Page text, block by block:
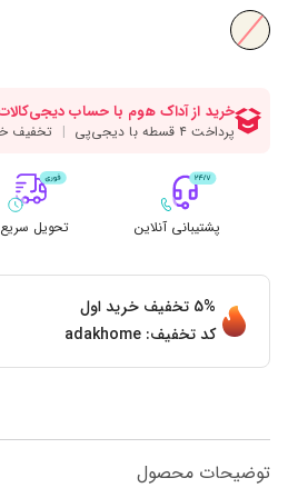
پشتیبانی آنلاین تحویل سریع
5% تخفیف خرید اول
کد تخفیف: adakhome
توضیحات محصول